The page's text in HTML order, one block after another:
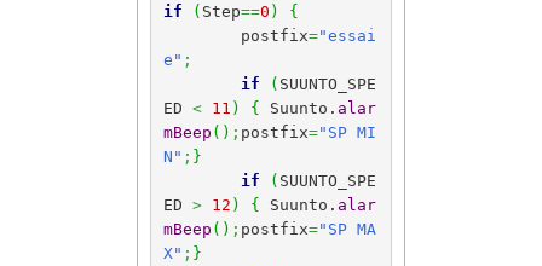
if ( Step==0 )
{
	postfix
="essai
e" ;
if
( SUUNTO_SPE
ED < 11 ) { Suunto. alar
mBeep ( ) ; postfix="SP MI
N" ; }
if
( SUUNTO_SPE
ED > 12 ) { Suunto. alar
mBeep ( ) ; postfix="SP MA
X" ; }